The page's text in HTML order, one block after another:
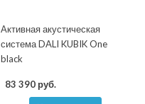
Активная акустическая
система DALI KUBIK One
black
83 390 руб.